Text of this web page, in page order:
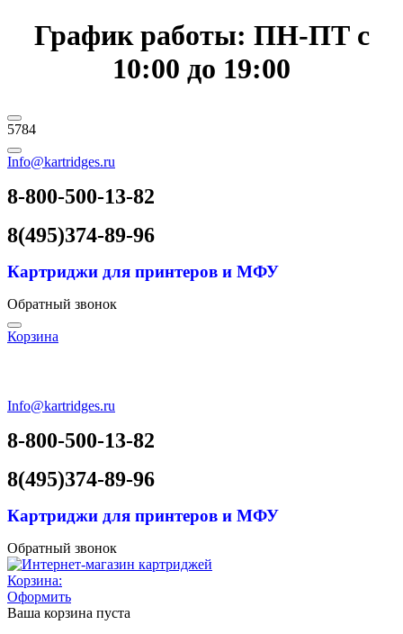
График работы: ПН-ПТ с
10:00 до 19:00
5784
Info@kartridges.ru
8-800-500-13-82
8(495)374-89-96
Картриджи для принтеров и МФУ
Обратный звонок
Корзина
Info@kartridges.ru
8-800-500-13-82
8(495)374-89-96
Картриджи для принтеров и МФУ
Обратный звонок
Корзина:
Оформить
Ваша корзина пуста